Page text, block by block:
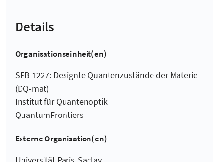
Details
Organisationseinheit(en)
SFB 1227: Designte Quantenzustände der Materie
(DQ-mat)
Institut für Quantenoptik
QuantumFrontiers
Externe Organisation(en)
Universität Paris-Saclay